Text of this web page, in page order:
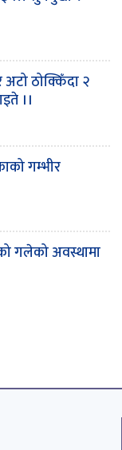
ठोक्किँदा २
।।
गम्भीर
गलेको अवस्थामा